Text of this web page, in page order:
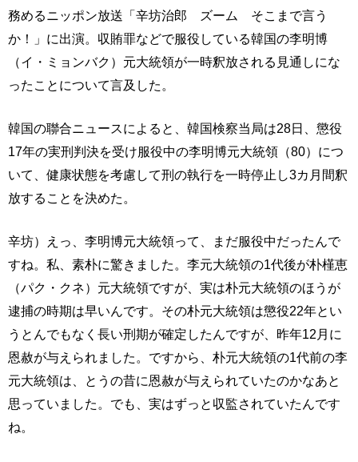
務めるニッポン放送「辛坊治郎 ズーム そこまで言う
か！」に出演。収賄罪などで服役している韓国の李明博
（イ・ミョンバク）元大統領が一時釈放される見通しにな
ったことについて言及した。
韓国の聯合ニュースによると、韓国検察当局は28日、懲役
17年の実刑判決を受け服役中の李明博元大統領（80）につ
いて、健康状態を考慮して刑の執行を一時停止し3カ月間釈
放することを決めた。
辛坊）えっ、李明博元大統領って、まだ服役中だったんで
すね。私、素朴に驚きました。李元大統領の1代後が朴槿恵
（パク・クネ）元大統領ですが、実は朴元大統領のほうが
逮捕の時期は早いんです。その朴元大統領は懲役22年とい
うとんでもなく長い刑期が確定したんですが、昨年12月に
恩赦が与えられました。ですから、朴元大統領の1代前の李
元大統領は、とうの昔に恩赦が与えられていたのかなあと
思っていました。でも、実はずっと収監されていたんです
ね。